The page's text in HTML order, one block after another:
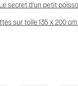
of the following image